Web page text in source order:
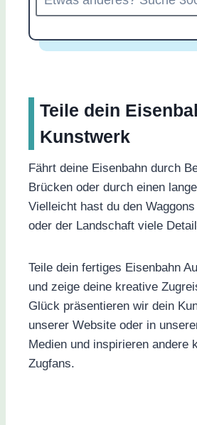
Teile dein
Kunstwerk
Fährt deine Eisenbahn durch
Brücken oder durch einen
Vielleicht hast du den
oder der Landschaft viele
Teile dein fertiges Eisenbahn
und zeige deine kreative
Glück präsentieren wir dein
unserer Website oder in
Medien und inspirieren andere
Zugfans.